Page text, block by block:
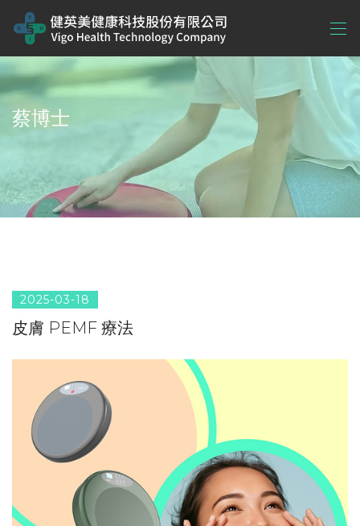
蔡博士
2025-03-18
皮膚 PEMF 療法